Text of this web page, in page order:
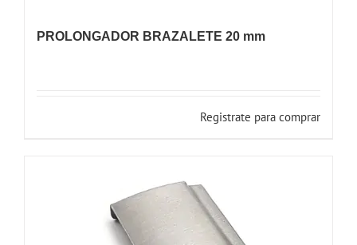
PROLONGADOR BRAZALETE 20 mm
Registrate para comprar